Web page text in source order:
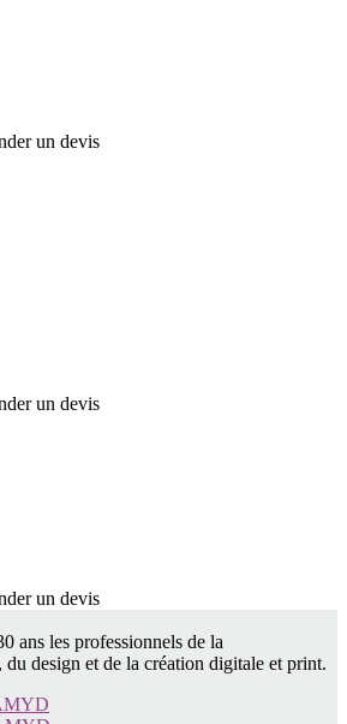
un devis
un devis
un devis
ans les professionnels de la
design et de la création digitale et print.